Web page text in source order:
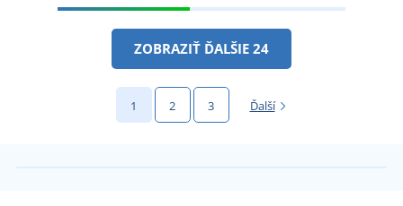
ZOBRAZIŤ ĎALŠIE 24
1 2 3 Ďalší